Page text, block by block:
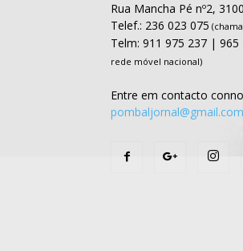
Rua Mancha Pé nº2,
Telef.: 236 023 075
Telm: 911 975 237 | 965
rede móvel nacional)
Entre em contacto
pombaljornal@gmail.com